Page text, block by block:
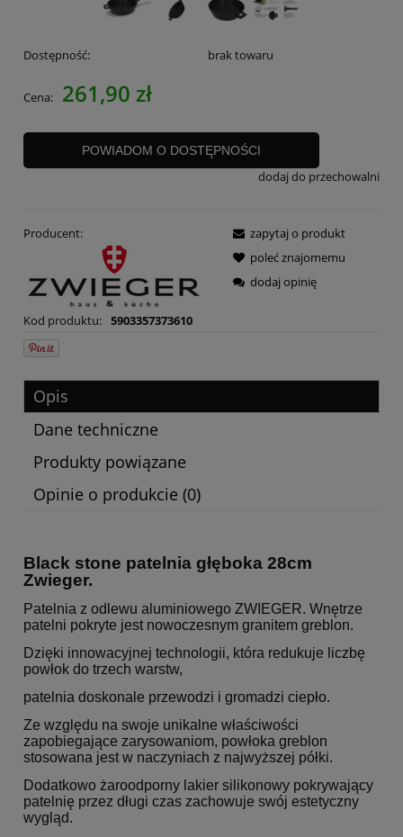
Dostępność: brak towaru
Cena: 261,90 zł
POWIADOM O DOSTĘPNOŚCI
dodaj do przechowalni
Producent:
Kod produktu: 5903357373610
zapytaj o produkt
poleć znajomemu
dodaj opinię
Opis
Dane techniczne
Produkty powiązane
Opinie o produkcie (0)
Black stone patelnia głęboka 28cm
Zwieger.
Patelnia z odlewu aluminiowego ZWIEGER. Wnętrze
patelni pokryte jest nowoczesnym granitem greblon.
Dzięki innowacyjnej technologii, która redukuje liczbę
powłok do trzech warstw,
patelnia doskonale przewodzi i gromadzi ciepło.
Ze względu na swoje unikalne właściwości
zapobiegające zarysowaniom, powłoka greblon
stosowana jest w naczyniach z najwyższej półki.
Dodatkowo żaroodporny lakier silikonowy pokrywający
patelnię przez długi czas zachowuje swój estetyczny
wygląd.